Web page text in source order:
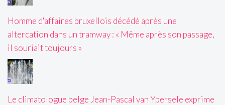
Homme d'affaires bruxellois décédé après une
altercation dans un tramway : « Même après son passage,
il souriait toujours »
Le climatologue belge Jean-Pascal van Ypersele exprime